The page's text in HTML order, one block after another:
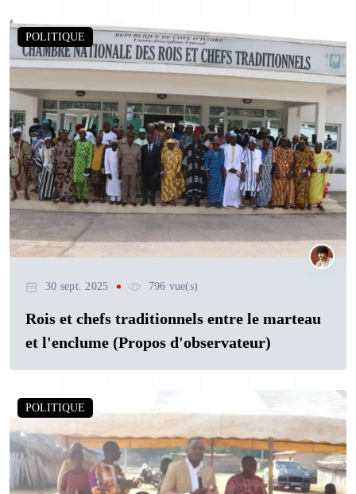
POLITIQUE
30 sept. 2025 796 vue(s)
Rois et chefs traditionnels entre le marteau
et l'enclume (Propos d'observateur)
POLITIQUE